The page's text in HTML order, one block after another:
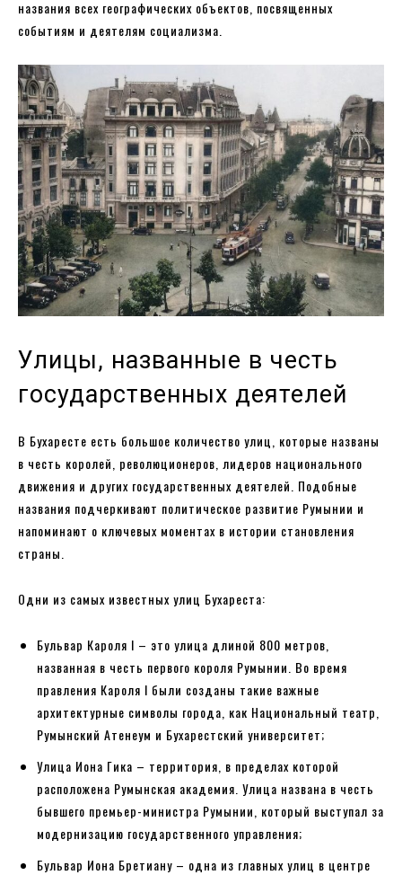
названия всех географических объектов, посвященных
событиям и деятелям социализма.
Улицы, названные в честь
государственных деятелей
В Бухаресте есть большое количество улиц, которые названы
в честь королей, революционеров, лидеров национального
движения и других государственных деятелей. Подобные
названия подчеркивают политическое развитие Румынии и
напоминают о ключевых моментах в истории становления
страны.
Одни из самых известных улиц Бухареста:
Бульвар Кароля I – это улица длиной 800 метров,
названная в честь первого короля Румынии. Во время
правления Кароля I были созданы такие важные
архитектурные символы города, как Национальный театр,
Румынский Атенеум и Бухарестский университет;
Улица Иона Гика – территория, в пределах которой
расположена Румынская академия. Улица названа в честь
бывшего премьер-министра Румынии, который выступал за
модернизацию государственного управления;
Бульвар Иона Бретиану – одна из главных улиц в центре